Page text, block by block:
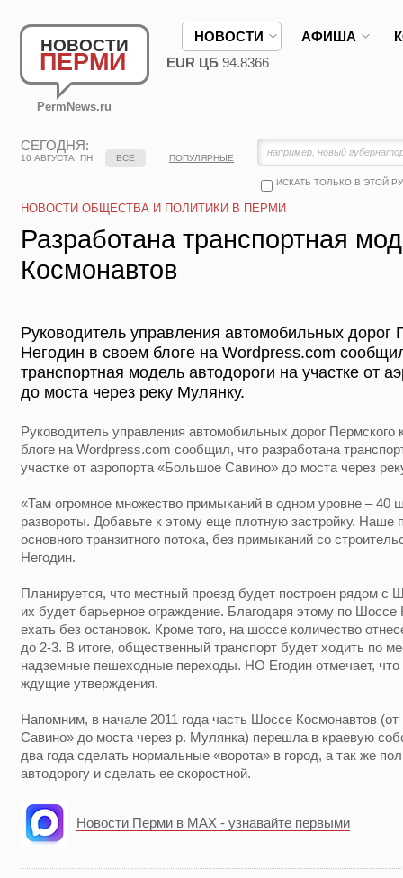
НОВОСТИ
ПЕРМИ
PermNews.ru
НОВОСТИ АФИША
EUR ЦБ 94.8366
СЕГОДНЯ:
10 АВГУСТА, ПН
ИСКАТЬ ТОЛЬКО В ЭТОЙ
ВСЕ ПОПУЛЯРНЫЕ
НОВОСТИ ОБЩЕСТВА И ПОЛИТИКИ В ПЕРМИ
Разработана транспортная
Космонавтов
Руководитель управления автомобильных дорог
Негодин в своем блоге на Wordpress.com
транспортная модель автодороги на участке от
до моста через реку Мулянку.
Руководитель управления автомобильных дорог Пермского
блоге на Wordpress.com сообщил, что разработана
участке от аэропорта «Большое Савино» до моста через
«Там огромное множество примыканий в одном уровне – 40
развороты. Добавьте к этому еще плотную застройку.
основного транзитного потока, без примыканий со
Негодин.
Планируется, что местный проезд будет построен рядом с
их будет барьерное ограждение. Благодаря этому по Шоссе
ехать без остановок. Кроме того, на шоссе количество
до 2-3. В итоге, общественный транспорт будет ходить по
надземные пешеходные переходы. НО Егодин отмечает, что
ждущие утверждения.
Напомним, в начале 2011 года часть Шоссе Космонавтов
Савино» до моста через р. Мулянка) перешла в краевую
два года сделать нормальные «ворота» в город, а так же
автодорогу и сделать ее скоростной.
Новости Перми в MAX - узнавайте первыми